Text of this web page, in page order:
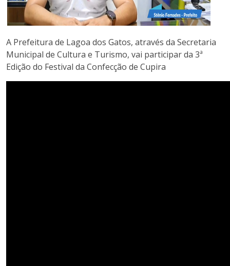
A Prefeitura de Lagoa dos Gatos, através da Secretaria
Municipal de Cultura e Turismo, vai participar da 3ª
Edição do Festival da Confecção de Cupira